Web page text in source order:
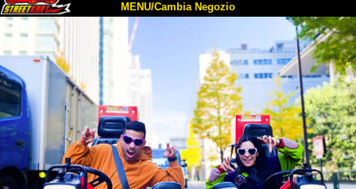
MENU/Cambia Negozio
Chi Siamo Prezzo
Accesso Recensioni FAQ
Azienda Prenotazioni
Cambia Negozio
Tokyo Shinagawa Tokyo Akihabara#1